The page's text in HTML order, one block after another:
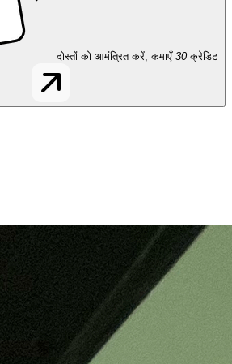
दोस्तों को आमंत्रित करें, कमाएँ 30 क्रेडिट